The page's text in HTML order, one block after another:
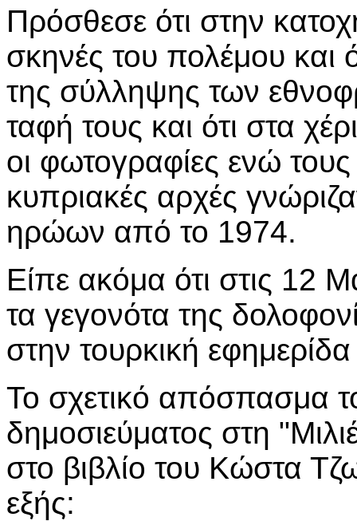
Πρόσθεσε ότι στην
σκηνές του πολέμου και
της σύλληψης των
ταφή τους και ότι στα
οι φωτογραφίες ενώ
κυπριακές αρχές
ηρώων από το 1974.
Είπε ακόμα ότι στις 12
τα γεγονότα της
στην τουρκική
Το σχετικό απόσπασμα
δημοσιεύματος στη
στο βιβλίο του Κώστα
εξής: